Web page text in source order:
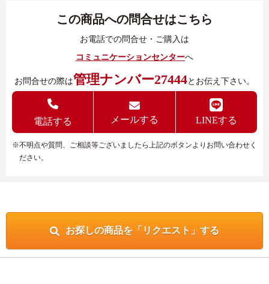
この商品への問合せはこちら
お電話での問合せ・ご購入は
コミュニケーションセンターへ
お問合せの際は管理ナンバー27444とお伝え下さい。
電話する メールする LINEする
※不明点や質問、ご相談等ございましたら上記のボタンよりお問い合わせく
ださい。
お探しの商品を「リクエスト」する